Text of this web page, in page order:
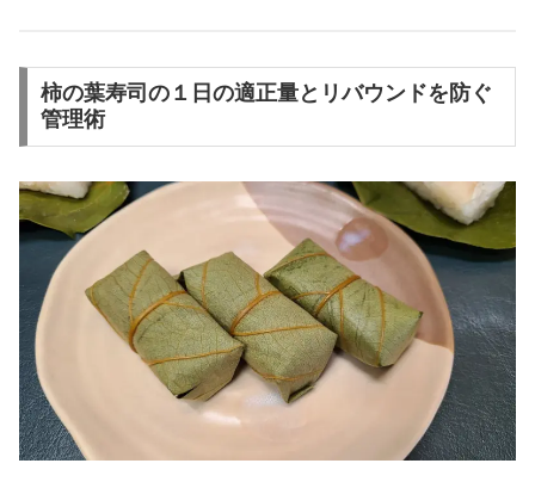
柿の葉寿司の１日の適正量とリバウンドを防ぐ
管理術